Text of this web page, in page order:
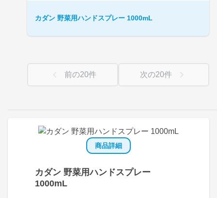
商品詳細
カダン 野菜用ハンドスプレー
1000mL
カダン 野菜用ハンドスプレー 1000mL
前の20件 次の20件